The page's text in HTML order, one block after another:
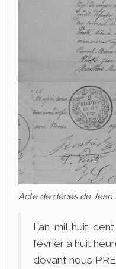
Acte de décès de Jean
L’an mil huit
février à huit
devant nous